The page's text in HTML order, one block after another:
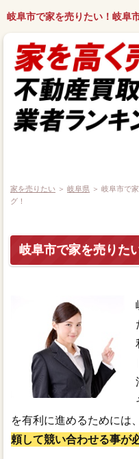
岐阜市で家を売りたい！岐阜
家を売りたい ＞ 岐阜県 ＞ 岐阜市で
グ！
岐阜市で家を売りた
を有利に進めるためには、
頼して競い合わせる事が